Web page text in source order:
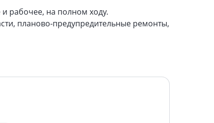
рабочее, на полном ходу.
планово-предупредительные ремонты,